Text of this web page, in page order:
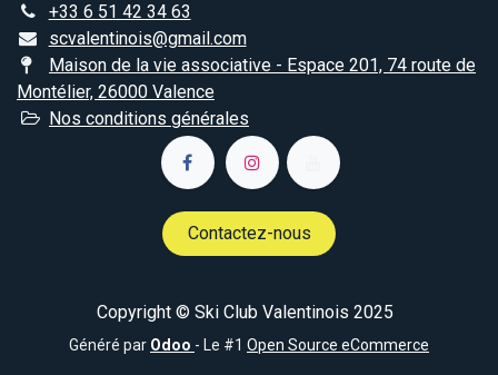
+33 6 51 42 34 63
scvalentinois@gmail.com
Maison de la vie associative - Espace 201, 74 route de
Montélier, 26000 Valence
Nos conditions générales
Contactez-nous
Copyright © Ski Club Valentinois 2025
Généré par Odoo - Le #1 Open Source eCommerce